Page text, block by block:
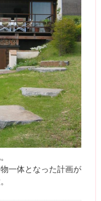
一体となった計画が